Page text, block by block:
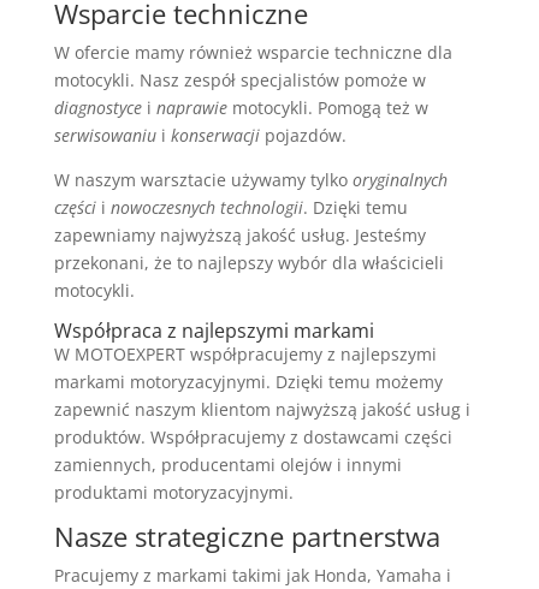
Wsparcie techniczne
W ofercie mamy również wsparcie techniczne dla
motocykli. Nasz zespół specjalistów pomoże w
diagnostycei naprawiemotocykli. Pomogą też w
serwisowaniui konserwacjipojazdów.
W naszym warsztacie używamy tylko oryginalnych
częścii nowoczesnych technologii. Dzięki temu
zapewniamy najwyższą jakość usług. Jesteśmy
przekonani, że to najlepszy wybór dla właścicieli
motocykli.
Współpraca z najlepszymi markami
W MOTOEXPERT współpracujemy z najlepszymi
markami motoryzacyjnymi. Dzięki temu możemy
zapewnić naszym klientom najwyższą jakość usług i
produktów. Współpracujemy z dostawcami części
zamiennych, producentami olejów i innymi
produktami motoryzacyjnymi.
Nasze strategiczne partnerstwa
Pracujemy z markami takimi jak Honda, Yamaha i